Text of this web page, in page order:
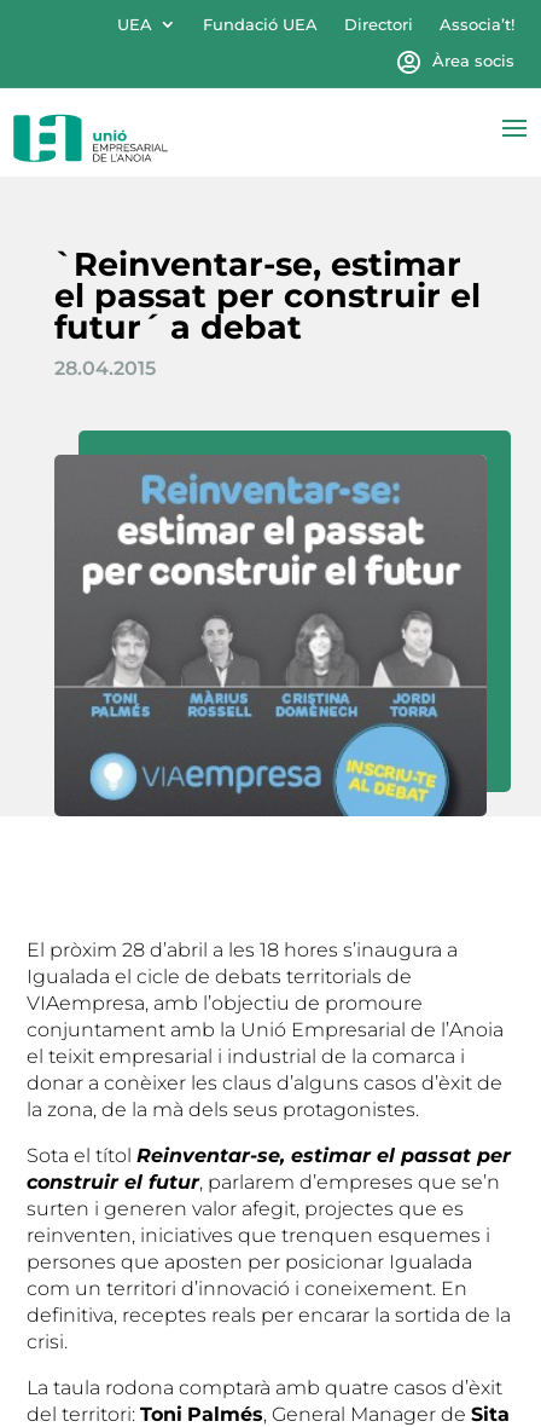
UEA Fundació UEA Directori
Associa’t!
Àrea socis
`Reinventar-se, estimar
el passat per construir el
futur´ a debat
28.04.2015
El pròxim 28 d’abril a les 18 hores s’inaugura a
Igualada el cicle de debats territorials de
VIAempresa, amb l’objectiu de promoure
conjuntament amb la Unió Empresarial de l’Anoia
el teixit empresarial i industrial de la comarca i
donar a conèixer les claus d’alguns casos d’èxit de
la zona, de la mà dels seus protagonistes.
Sota el títolReinventar-se, estimar el passat per
construir el futur, parlarem d’empreses que se’n
surten i generen valor afegit, projectes que es
reinventen, iniciatives que trenquen esquemes i
persones que aposten per posicionar Igualada
com un territori d’innovació i coneixement. En
definitiva, receptes reals per encarar la sortida de la
crisi.
La taula rodona comptarà amb quatre casos d’èxit
del territori:Toni Palmés, General Manager deSita